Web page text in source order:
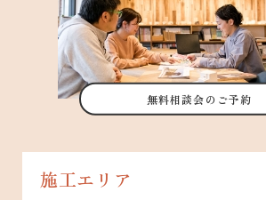
無料相談会のご予約
施工エリア